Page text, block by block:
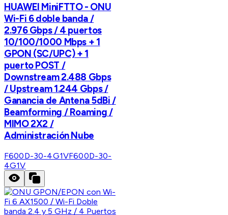
HUAWEI MiniFTTO - ONU
Wi-Fi 6 doble banda /
2.976 Gbps / 4 puertos
10/100/1000 Mbps + 1
GPON (SC/UPC) + 1
puerto POST /
Downstream 2.488 Gbps
/ Upstream 1.244 Gbps /
Ganancia de Antena 5dBi /
Beamforming / Roaming /
MIMO 2X2 /
Administración Nube
F600D-30-4G1VF600D-30-
4G1V